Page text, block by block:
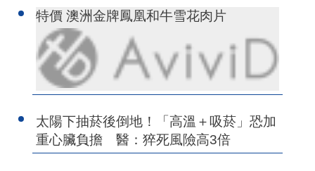
特價 澳洲金牌鳳凰和牛雪花肉片
太陽下抽菸後倒地！「高溫＋吸菸」恐加
重心臟負擔 醫：猝死風險高3倍